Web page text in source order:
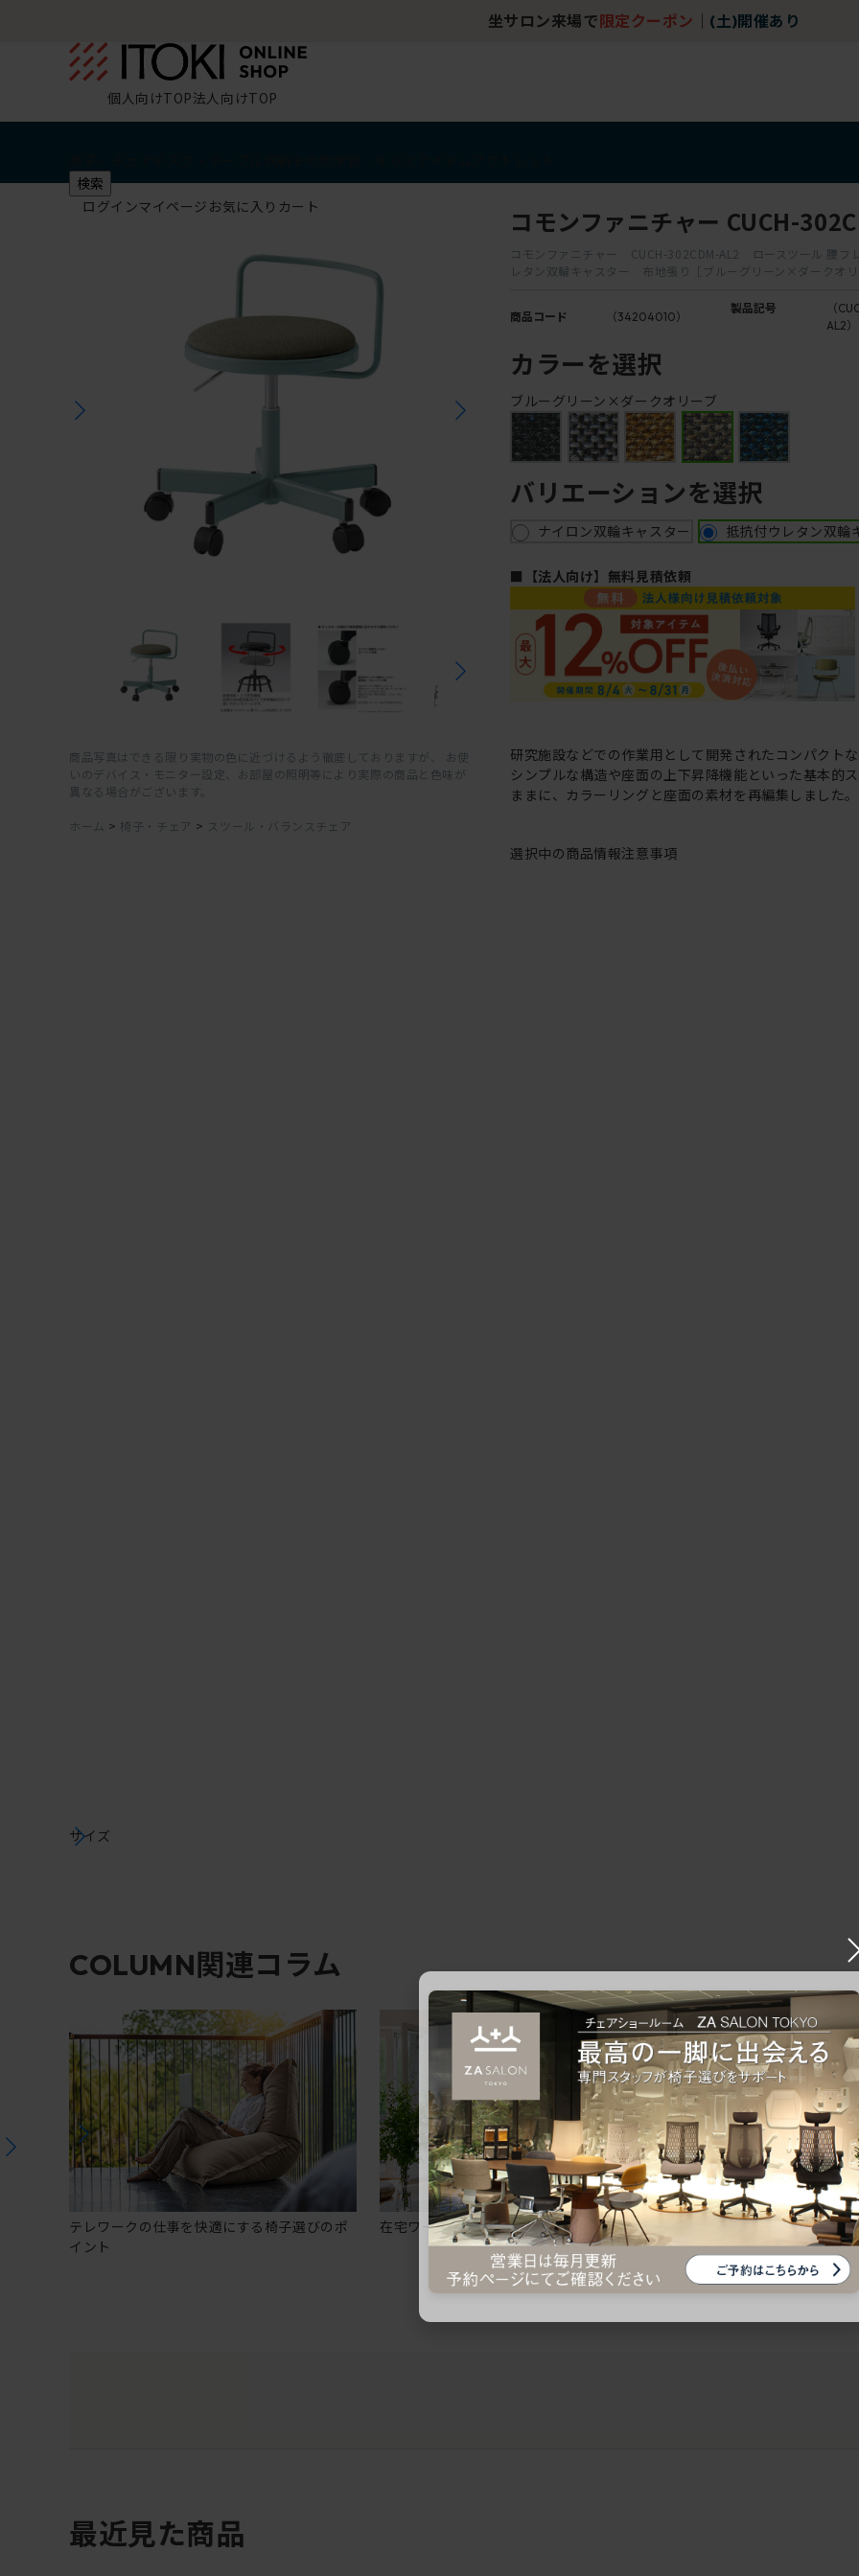
坐サロン来場で 限定クーポン (土)開催あり
個人向けTOP法人向けTOP
検索
ログインマイページ お気に入り カート
商品写真はできる限り実物の色に近づけるよう徹底しておりますが、 お使
いのデバイス・モニター設定、お部屋の照明等により実際の商品と色味が
異なる場合がございます。
ホーム > 椅子・チェア > スツール・バランスチェア
コモンファニチャー CUCH-
コモンファニチャー CUCH-302CDM-AL2 ロースツール 腰フ
レタン双輪キャスター 布地張り［ブルーグリーン×ダークオ
商品コード （34204010）
製品記号
（
AL2）
カラーを選択
ブルーグリーン×ダークオリーブ
バリエーションを選択
ナイロン双輪キャスター 抵抗付ウレタン双輪
■【法人向け】無料見積依頼
研究施設などでの作業用として開発されたコンパクト
シンプルな構造や座面の上下昇降機能といった基本的
ままに、カラーリングと座面の素材を再編集しました。
選択中の商品情報注意事項
サイズ
COLUMN関連コラム
テレワークの仕事を快適にする椅子選びのポ
イント
在宅ワークにおすすめのオフィスチェア5選
椅子に座っているのに疲
疲れにくいチェアの選び方
最近見た商品